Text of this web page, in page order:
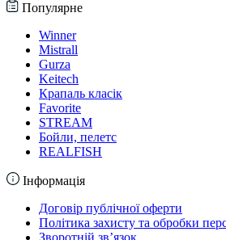
Популярне
Winner
Mistrall
Gurza
Keitech
Крапаль класік
Favorite
STREAM
Бойли, пелетс
REALFISH
Інформація
Договір публічної оферти
Політика захисту та обробки